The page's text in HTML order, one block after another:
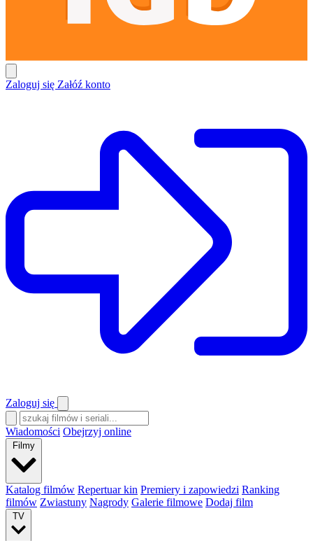
Zaloguj się Załóź konto
Zaloguj się
Wiadomości Obejrzyj online
Filmy
Katalog filmów Repertuar kin Premiery i zapowiedzi Ranking
filmów Zwiastuny Nagrody Galerie filmowe Dodaj film
TV